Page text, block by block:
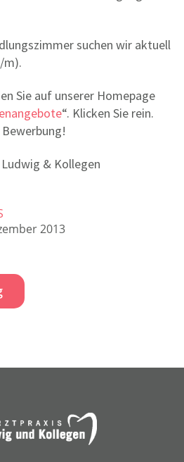
suchen wir aktuell
m).
Sie auf unserer Homepage
“. Klicken Sie rein.
& Kollegen
2013